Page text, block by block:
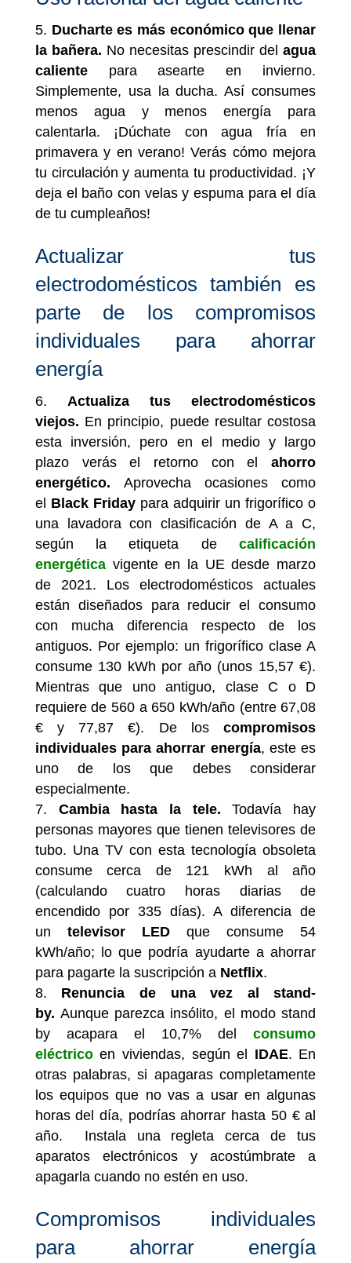
Ducharte es más económico que llenar
la bañera. No necesitas prescindir delagua
calientepara asearte en invierno.
Simplemente, usa la ducha. Así consumes
menos agua y menos energía para
calentarla. ¡Dúchate con agua fría en
primavera y en verano! Verás cómo mejora
tu circulación y aumenta tu productividad. ¡Y
deja el baño con velas y espuma para el día
de tu cumpleaños!
Actualizar tus
electrodomésticos también es
parte de los compromisos
individuales para ahorrar
energía
Actualiza tus electrodomésticos
viejos. En principio, puede resultar costosa
esta inversión, pero en el medio y largo
plazo verás el retorno con elahorro
energético. Aprovecha ocasiones como
el Black Fridaypara adquirir un frigorífico o
una lavadora con clasificación de A a C,
según la etiqueta decalificación
energética vigente en la UE desde marzo
de 2021. Los electrodomésticos actuales
están diseñados para reducir el consumo
con mucha diferencia respecto de los
antiguos. Por ejemplo: un frigorífico clase A
consume 130 kWh por año (unos 15,57 €).
Mientras que uno antiguo, clase C o D
requiere de 560 a 650 kWh/año (entre 67,08
€ y 77,87 €). De loscompromisos
individuales para ahorrar energía, este es
uno de los que debes considerar
especialmente.
Cambia hasta la tele. Todavía hay
personas mayores que tienen televisores de
tubo. Una TV con esta tecnología obsoleta
consume cerca de 121 kWh al año
(calculando cuatro horas diarias de
encendido por 335 días). A diferencia de
un televisor LEDque consume 54
kWh/año; lo que podría ayudarte a ahorrar
para pagarte la suscripción a Netflix.
Renuncia de una vez al stand-
by.Aunque parezca insólito, el modo stand
by acapara el 10,7% delconsumo
eléctrico en viviendas, según el IDAE. En
otras palabras, si apagaras completamente
los equipos que no vas a usar en algunas
horas del día, podrías ahorrar hasta 50 € al
año. Instala una regleta cerca de tus
aparatos electrónicos y acostúmbrate a
apagarla cuando no estén en uso.
Compromisos individuales
para ahorrar energía